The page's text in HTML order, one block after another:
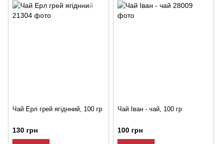
Чай Ерл грей ягіднний, 100 гр
130 грн
Чай Іван - чай, 100 гр
100 грн